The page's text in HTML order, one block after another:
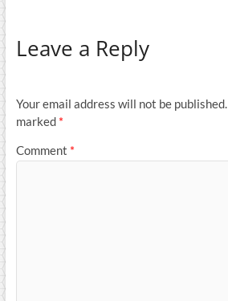
Leave a Reply
Your email address will not be published.
marked *
Comment *